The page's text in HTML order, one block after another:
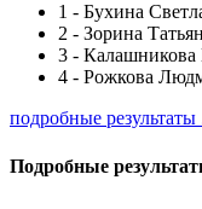
1 - Бухина
2 - Зорина
3 -
4 - Рожкова
подробные результаты
Подробные